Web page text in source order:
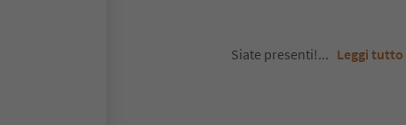
Siate presenti!... Leggi tutto